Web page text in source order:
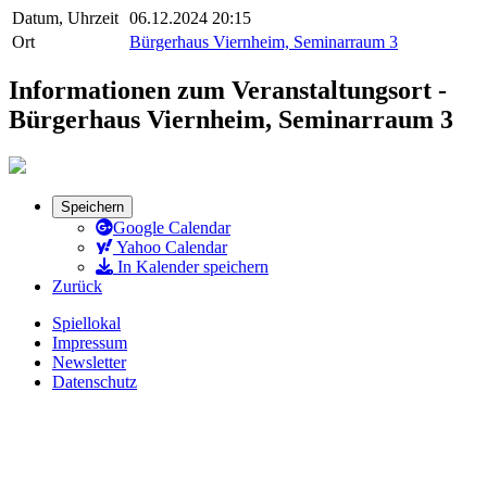
Datum, Uhrzeit 06.12.2024 20:15
Ort
Bürgerhaus Viernheim, Seminarraum 3
Informationen zum Veranstaltungsort -
Bürgerhaus Viernheim, Seminarraum 3
Speichern
Google Calendar
Yahoo Calendar
In Kalender speichern
Zurück
Spiellokal
Impressum
Newsletter
Datenschutz